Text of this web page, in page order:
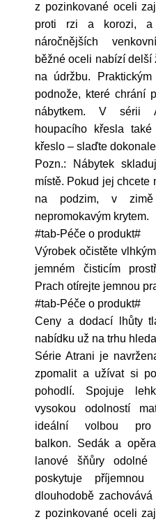
z pozinkované oceli
proti rzi a korozi,
náročnějších
běžné oceli nabízí delší
na údržbu.
podnože, které chrání
nábytkem. V sérii
houpacího křesla
křeslo – slaďte
Pozn.: Nábytek
místě. Pokud jej chcete
na podzim, v
nepromokavým krytem.
#tab-Péče o produkt#
Výrobek očistěte
jemném čisticím
Prach otírejte jemnou
#tab-Péče o produkt#
Ceny a dodací lhůty
nabídku už na trhu
Série Atrani je
zpomalit a užívat si
pohodlí. Spojuje
vysokou odolností
ideální volbou
balkon. Sedák a
lanové šňůry
poskytuje
dlouhodobě
z pozinkované oceli